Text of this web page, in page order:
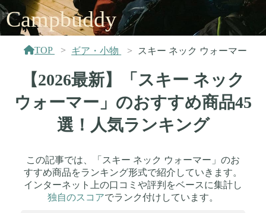
Campbuddy
TOP ギア・小物 スキー ネック ウォーマー
【2026最新】「スキー ネック
ウォーマー」のおすすめ商品45
選！人気ランキング
この記事では、「スキー ネック ウォーマー」のお
すすめ商品をランキング形式で紹介していきます。
インターネット上の口コミや評判をベースに集計し
独自のスコアでランク付けしています。